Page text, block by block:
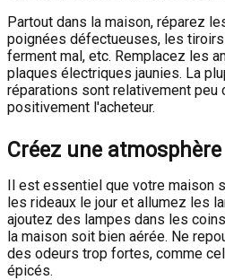
Partout dans la maison, réparez
poignées défectueuses, les
ferment mal, etc. Remplacez les
plaques électriques jaunies. La
réparations sont relativement peu
positivement l'acheteur.
Créez une atmosphère
Il est essentiel que votre maison
les rideaux le jour et allumez les
ajoutez des lampes dans les
la maison soit bien aérée. Ne
des odeurs trop fortes, comme
épicés.